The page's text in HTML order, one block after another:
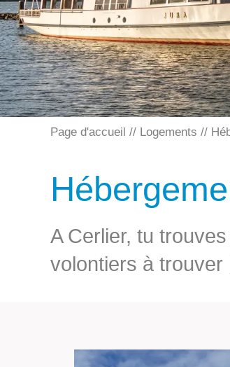
Page d'accueil Logements
A Cerlier, tu
volontiers à trouver